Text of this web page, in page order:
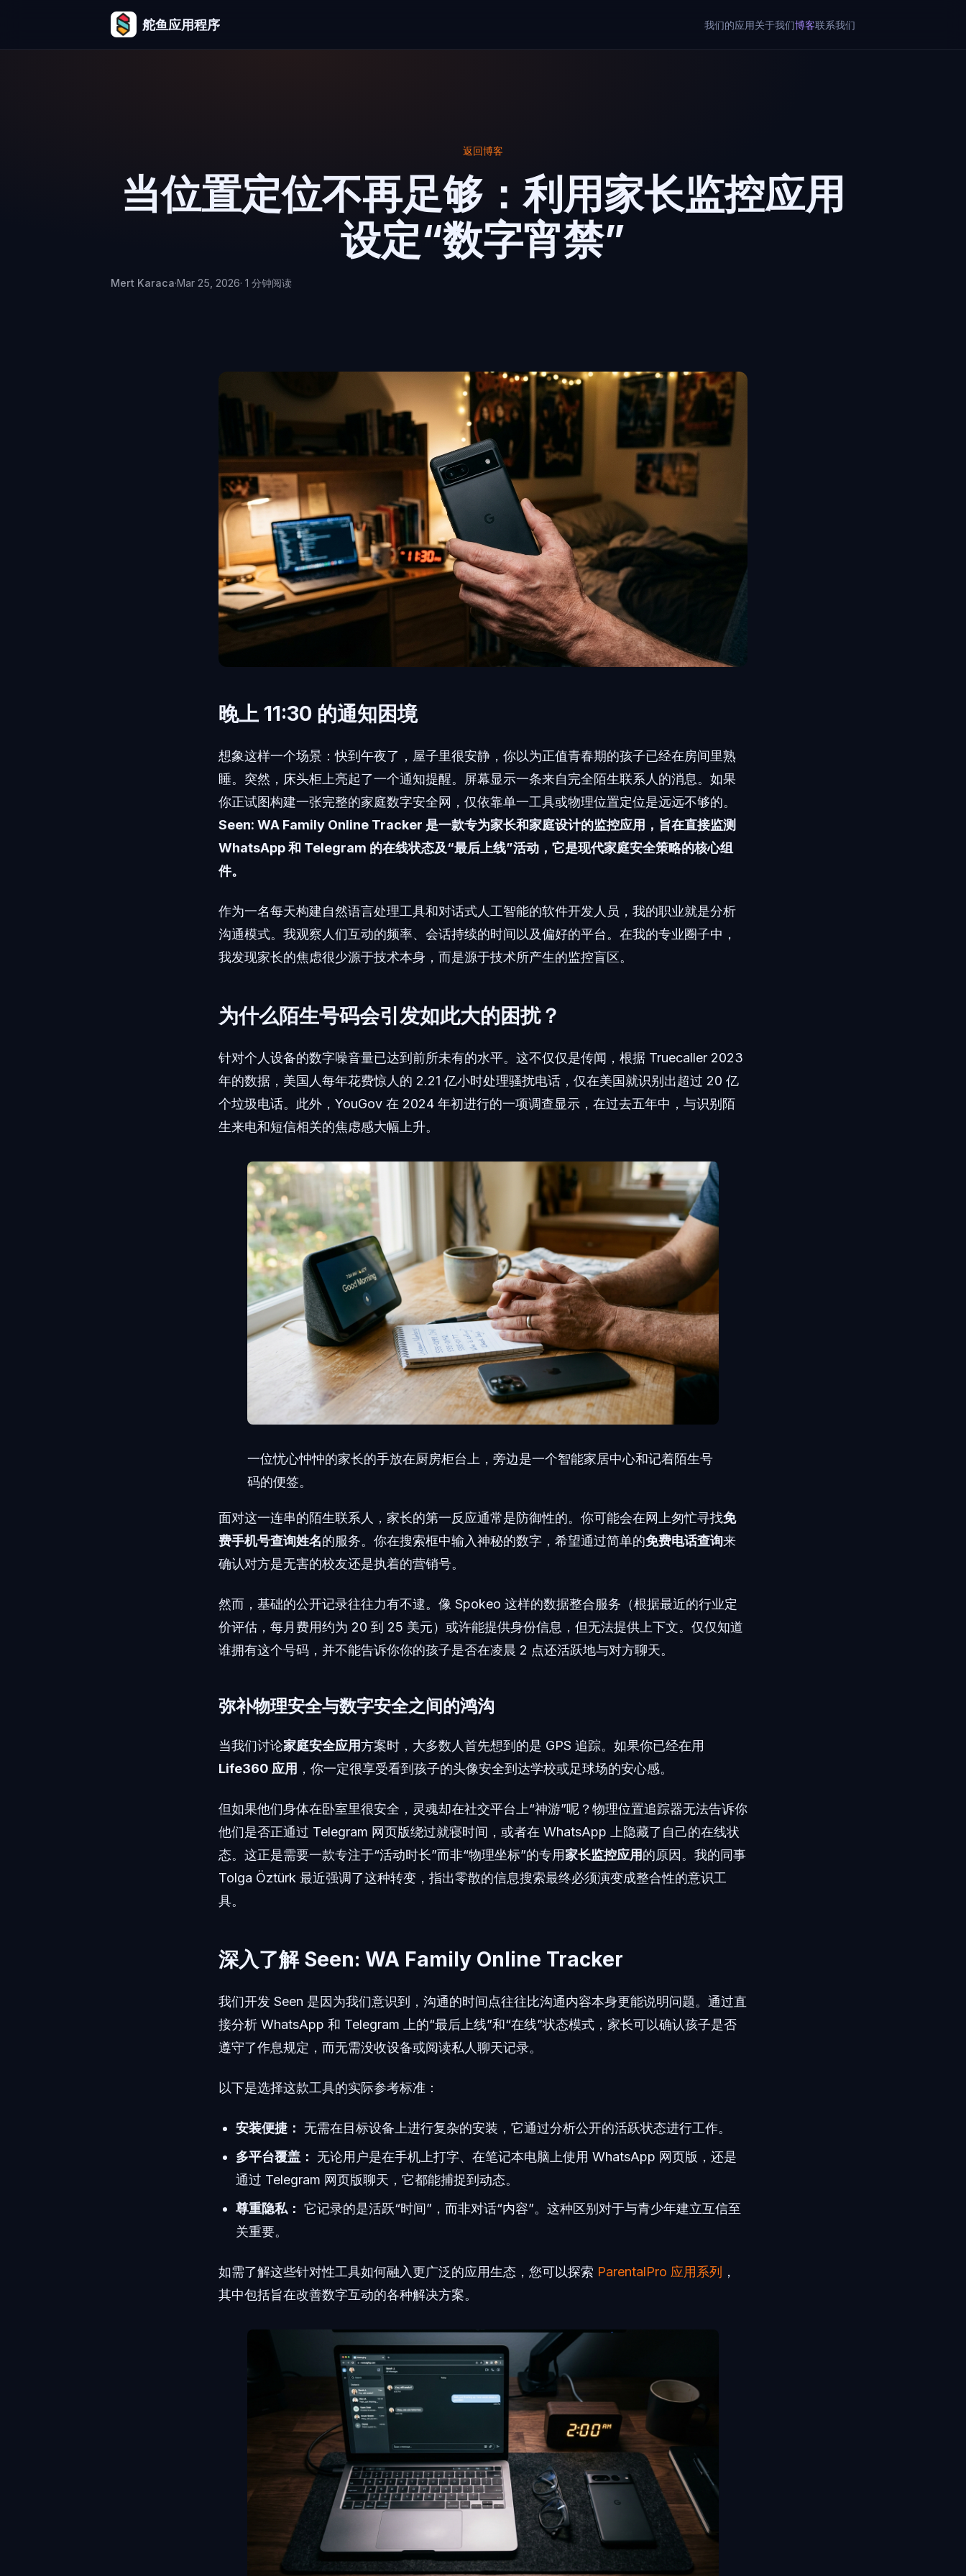
舵鱼应用程序 我们的应用关于我们博客联系我们
返回博客
当位置定位不再足够：利用家长监控应用
设定“数字宵禁”
Mert Karaca·Mar 25, 2026· 1 分钟阅读
晚上 11:30 的通知困境
想象这样一个场景：快到午夜了，屋子里很安静，你以为正值青春期的孩子已经在房间里熟
睡。突然，床头柜上亮起了一个通知提醒。屏幕显示一条来自完全陌生联系人的消息。如果
你正试图构建一张完整的家庭数字安全网，仅依靠单一工具或物理位置定位是远远不够的。
Seen: WA Family Online Tracker 是一款专为家长和家庭设计的监控应用，旨在直接监测
WhatsApp 和 Telegram 的在线状态及“最后上线”活动，它是现代家庭安全策略的核心组
件。
作为一名每天构建自然语言处理工具和对话式人工智能的软件开发人员，我的职业就是分析
沟通模式。我观察人们互动的频率、会话持续的时间以及偏好的平台。在我的专业圈子中，
我发现家长的焦虑很少源于技术本身，而是源于技术所产生的监控盲区。
为什么陌生号码会引发如此大的困扰？
针对个人设备的数字噪音量已达到前所未有的水平。这不仅仅是传闻，根据 Truecaller 2023
年的数据，美国人每年花费惊人的 2.21 亿小时处理骚扰电话，仅在美国就识别出超过 20 亿
个垃圾电话。此外，YouGov 在 2024 年初进行的一项调查显示，在过去五年中，与识别陌
生来电和短信相关的焦虑感大幅上升。
一位忧心忡忡的家长的手放在厨房柜台上，旁边是一个智能家居中心和记着陌生号
码的便签。
面对这一连串的陌生联系人，家长的第一反应通常是防御性的。你可能会在网上匆忙寻找免
费手机号查询姓名的服务。你在搜索框中输入神秘的数字，希望通过简单的免费电话查询来
确认对方是无害的校友还是执着的营销号。
然而，基础的公开记录往往力有不逮。像 Spokeo 这样的数据整合服务（根据最近的行业定
价评估，每月费用约为 20 到 25 美元）或许能提供身份信息，但无法提供上下文。仅仅知道
谁拥有这个号码，并不能告诉你你的孩子是否在凌晨 2 点还活跃地与对方聊天。
弥补物理安全与数字安全之间的鸿沟
当我们讨论家庭安全应用方案时，大多数人首先想到的是 GPS 追踪。如果你已经在用
Life360 应用 ，你一定很享受看到孩子的头像安全到达学校或足球场的安心感。
但如果他们身体在卧室里很安全，灵魂却在社交平台上“神游”呢？物理位置追踪器无法告诉你
他们是否正通过 Telegram 网页版绕过就寝时间，或者在 WhatsApp 上隐藏了自己的在线状
态。这正是需要一款专注于“活动时长”而非“物理坐标”的专用家长监控应用的原因。我的同事
Tolga Öztürk 最近强调了这种转变，指出零散的信息搜索最终必须演变成整合性的意识工
具。
深入了解 Seen: WA Family Online Tracker
我们开发 Seen 是因为我们意识到，沟通的时间点往往比沟通内容本身更能说明问题。通过直
接分析 WhatsApp 和 Telegram 上的“最后上线”和“在线”状态模式，家长可以确认孩子是否
遵守了作息规定，而无需没收设备或阅读私人聊天记录。
以下是选择这款工具的实际参考标准：
安装便捷：
无需在目标设备上进行复杂的安装，它通过分析公开的活跃状态进行工作。
多平台覆盖：
无论用户是在手机上打字、在笔记本电脑上使用 WhatsApp 网页版，还是
通过 Telegram 网页版聊天，它都能捕捉到动态。
尊重隐私： 它记录的是活跃“时间”，而非对话“内容”。这种区别对于与青少年建立互信至
关重要。
如需了解这些针对性工具如何融入更广泛的应用生态，您可以探索 ParentalPro 应用系列 ，
其中包括旨在改善数字互动的各种解决方案。